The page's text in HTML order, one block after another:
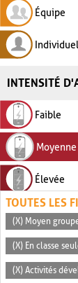
Équipe
Individuel
INTENSITÉ
Faible
Moyenne
Élevée
TOUTES LES
(X) Moyen
(X) En classe
(X) Activités